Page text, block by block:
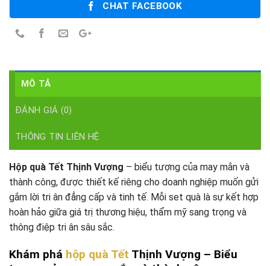
CHAT FACEBOOK
MÔ TẢ
ĐÁNH GIÁ (0)
THÔNG TIN LIÊN HỆ
Hộp quà Tết Thịnh Vượng – biểu tượng của may mắn và
thành công, được thiết kế riêng cho doanh nghiệp muốn gửi
gắm lời tri ân đẳng cấp và tinh tế. Mỗi set quà là sự kết hợp
hoàn hảo giữa giá trị thương hiệu, thẩm mỹ sang trọng và
thông điệp tri ân sâu sắc.
Khám phá hộp quà Tết Thịnh Vượng – Biểu